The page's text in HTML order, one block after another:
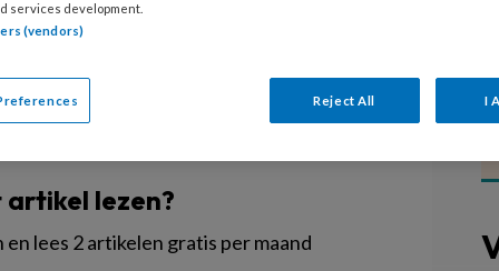
lezen?
lees 2 artikelen gratis per maand
services development.
(vendors)
Reject All I